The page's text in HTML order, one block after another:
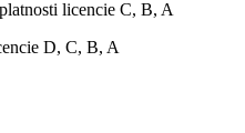
licencie C, B, A
D, C, B, A